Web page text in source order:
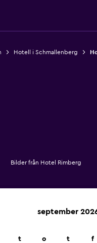
Hotell i Schmallenberg
Bilder från Hotel Rimberg
september
t o t f